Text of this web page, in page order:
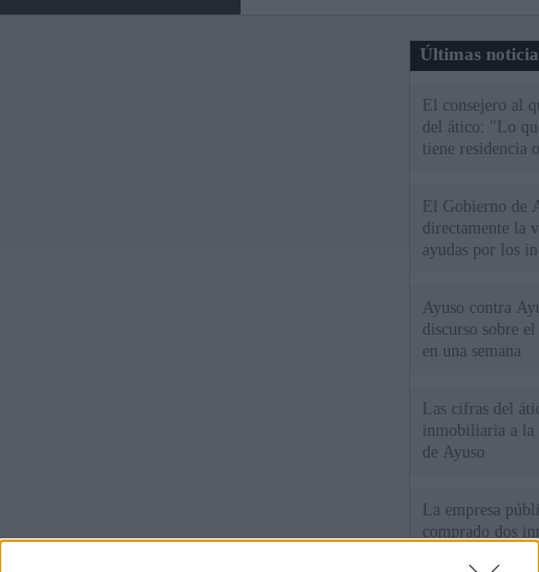
Últimas
El consejero al
del ático: "Lo
tiene residencia
El Gobierno de
directamente la
ayudas por los
Ayuso contra
discurso sobre
en una semana
Las cifras del
inmobiliaria a la
de Ayuso
La empresa
comprado dos